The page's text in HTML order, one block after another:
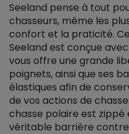
Seeland pense à tout
chasseurs, même les
confort et la praticité.
Seeland est conçue
vous offre une grande
poignets, ainsi que ses
élastiques afin de
de vos actions de
chasse polaire est
véritable barrière